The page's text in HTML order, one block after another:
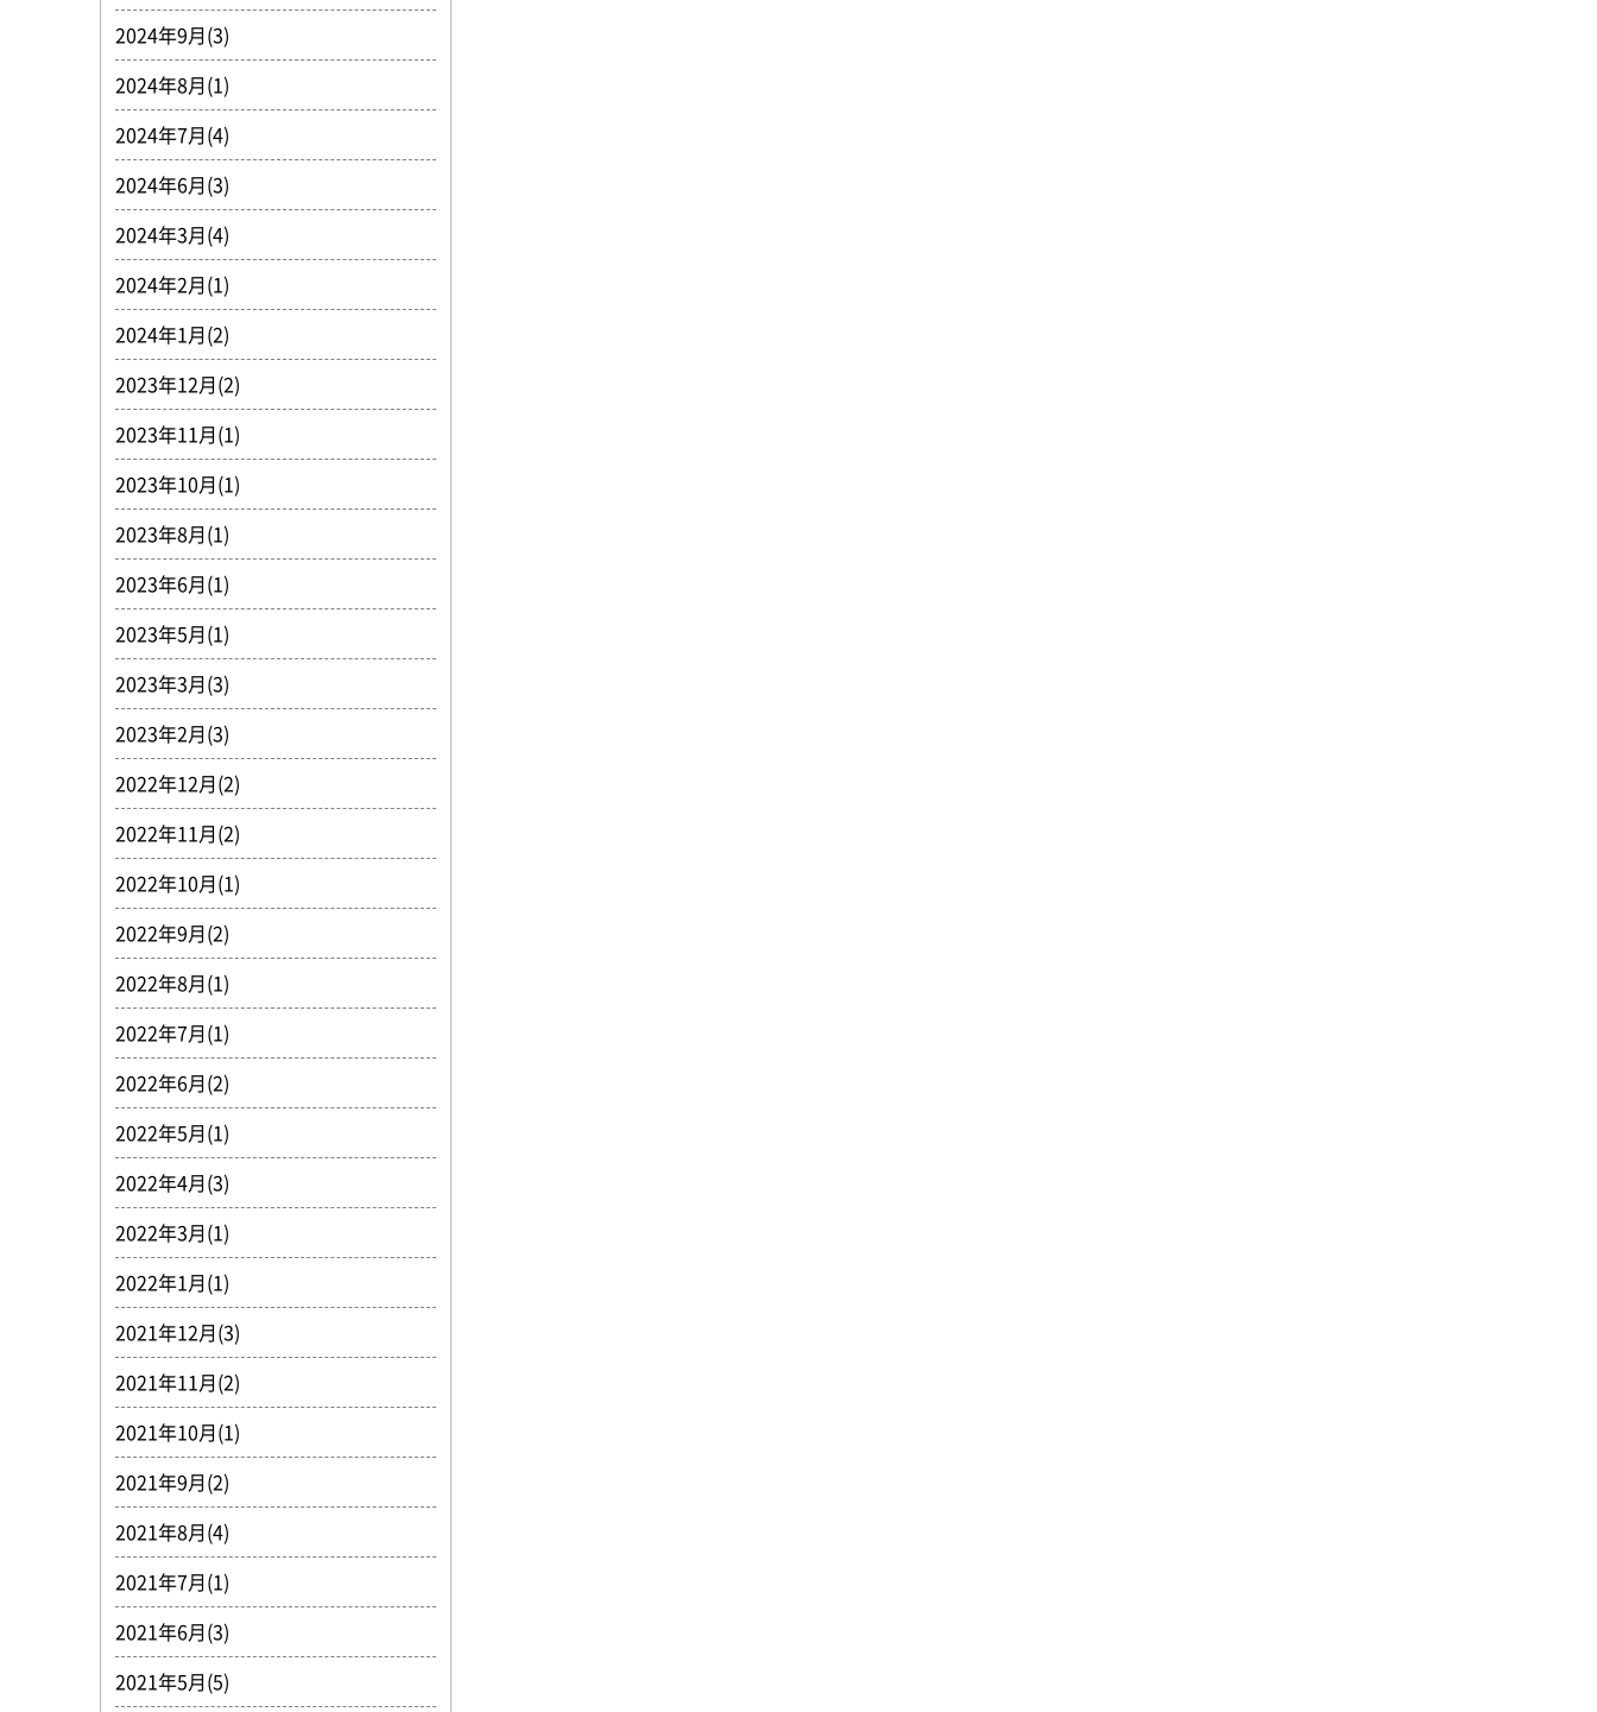
2024年9月(3)
2024年8月(1)
2024年7月(4)
2024年6月(3)
2024年3月(4)
2024年2月(1)
2024年1月(2)
2023年12月(2)
2023年11月(1)
2023年10月(1)
2023年8月(1)
2023年6月(1)
2023年5月(1)
2023年3月(3)
2023年2月(3)
2022年12月(2)
2022年11月(2)
2022年10月(1)
2022年9月(2)
2022年8月(1)
2022年7月(1)
2022年6月(2)
2022年5月(1)
2022年4月(3)
2022年3月(1)
2022年1月(1)
2021年12月(3)
2021年11月(2)
2021年10月(1)
2021年9月(2)
2021年8月(4)
2021年7月(1)
2021年6月(3)
2021年5月(5)